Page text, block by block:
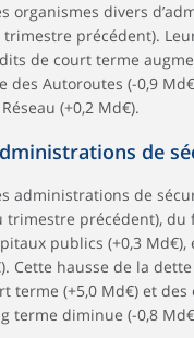
organismes divers
précédent).
de court terme
des Autoroutes (-0,9
(+0,2 Md€).
de
administrations de
trimestre précédent), du
publics (+0,3 Md€),
Cette hausse de la
terme (+5,0 Md€) et
terme diminue (-0,8